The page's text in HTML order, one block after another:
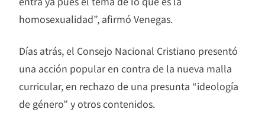
homosexualidad”, afirmó Venegas.
Días atrás, el Consejo Nacional Cristiano presentó
una acción popular en contra de la nueva malla
curricular, en rechazo de una presunta “ideología
de género” y otros contenidos.